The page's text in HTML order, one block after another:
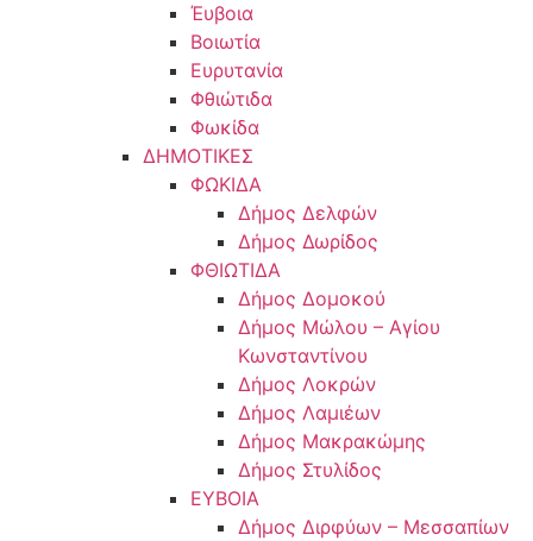
Έυβοια
Βοιωτία
Ευρυτανία
Φθιώτιδα
Φωκίδα
ΔΗΜΟΤΙΚΕΣ
ΦΩΚΙΔΑ
Δήμος Δελφών
Δήμος Δωρίδος
ΦΘΙΩΤΙΔΑ
Δήμος Δομοκού
Δήμος Μώλου – Αγίου
Κωνσταντίνου
Δήμος Λοκρών
Δήμος Λαμιέων
Δήμος Μακρακώμης
Δήμος Στυλίδος
ΕΥΒΟΙΑ
Δήμος Διρφύων – Μεσσαπίων